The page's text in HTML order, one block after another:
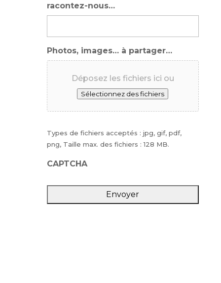
racontez-nous…
Photos, images… à partager…
Déposez les fichiers ici ou
Sélectionnez des fichiers
Types de fichiers acceptés : jpg, gif, pdf,
png, Taille max. des fichiers : 128 MB.
CAPTCHA